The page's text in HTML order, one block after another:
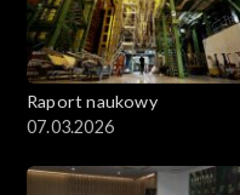
Raport naukowy
07.03.2026